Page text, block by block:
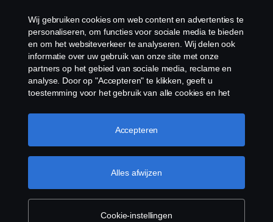
Cookiebeleid
Cookies
Voorbehouden. Scania Nederland B.V. Postbus
9598 4801 LN, Spinveld 57, 4815 HV Breda / T +31
(0)76-5254 000 KvK-nummer: 27136821
Wij gebruiken cookies om web content en advertenties te
personaliseren, om functies voor sociale media te bieden
en om het websiteverkeer te analyseren. Wij delen ook
informatie over uw gebruik van onze site met onze
partners op het gebied van sociale media, reclame en
analyse. Door op "Accepteren" te klikken, geeft u
toestemming voor het gebruik van alle cookies en het
door op "Cookie Instellingen" te klikken en de
categorieën te selecteren die u wilt accepteren. Voor een
Meer informatie over uw privacy
Cookie-instellingen
Alles afwijzen
Accepteren